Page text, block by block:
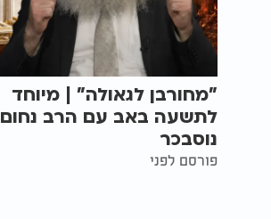
"מחורבן לגאולה" | מיוחד
לתשעה באב עם הרב נחום
נוסבכר
פורסם לפני